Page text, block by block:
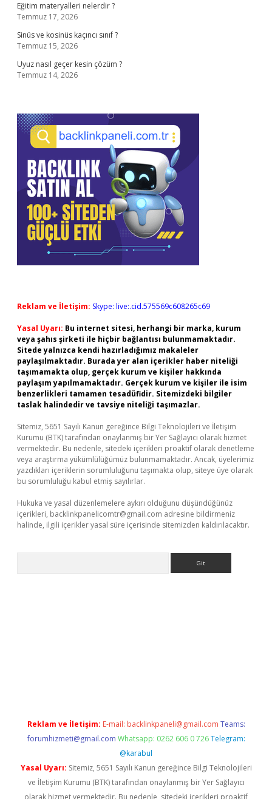
Eğitim materyalleri nelerdir ?
Temmuz 17, 2026
Sinüs ve kosinüs kaçıncı sınıf ?
Temmuz 15, 2026
Uyuz nasıl geçer kesin çözüm ?
Temmuz 14, 2026
Reklam ve İletişim: Skype: live:.cid.575569c608265c69
Yasal Uyarı: Bu internet sitesi, herhangi bir marka, kurum
veya şahıs şirketi ile hiçbir bağlantısı bulunmamaktadır.
Sitede yalnızca kendi hazırladığımız makaleler
paylaşılmaktadır. Burada yer alan içerikler haber niteliği
taşımamakta olup, gerçek kurum ve kişiler hakkında
paylaşım yapılmamaktadır. Gerçek kurum ve kişiler ile isim
benzerlikleri tamamen tesadüfidir. Sitemizdeki bilgiler
taslak halindedir ve tavsiye niteliği taşımazlar.
Sitemiz, 5651 Sayılı Kanun gereğince Bilgi Teknolojileri ve İletişim
Kurumu (BTK) tarafından onaylanmış bir Yer Sağlayıcı olarak hizmet
vermektedir. Bu nedenle, sitedeki içerikleri proaktif olarak denetleme
veya araştırma yükümlülüğümüz bulunmamaktadır. Ancak, üyelerimiz
yazdıkları içeriklerin sorumluluğunu taşımakta olup, siteye üye olarak
bu sorumluluğu kabul etmiş sayılırlar.
Hukuka ve yasal düzenlemelere aykırı olduğunu düşündüğünüz
içerikleri, backlinkpanelicomtr@gmail.com adresine bildirmeniz
halinde, ilgili içerikler yasal süre içerisinde sitemizden kaldırılacaktır.
Reklam ve İletişim: E-mail: backlinkpaneli@gmail.com Teams:
forumhizmeti@gmail.com Whatsapp: 0262 606 0 726 Telegram:
@karabul
Yasal Uyarı: Sitemiz, 5651 Sayılı Kanun gereğince Bilgi Teknolojileri
ve İletişim Kurumu (BTK) tarafından onaylanmış bir Yer Sağlayıcı
olarak hizmet vermektedir. Bu nedenle, sitedeki içerikleri proaktif